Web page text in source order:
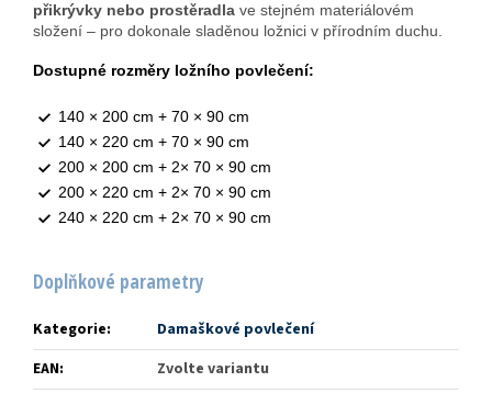
přikrývky nebo prostěradla ve stejném materiálovém
složení – pro dokonale sladěnou ložnici v přírodním duchu.
Dostupné rozměry ložního povlečení:
140 × 200 cm + 70 × 90 cm
140 × 220 cm + 70 × 90 cm
200 × 200 cm + 2× 70 × 90 cm
200 × 220 cm + 2× 70 × 90 cm
240 × 220 cm + 2× 70 × 90 cm
Doplňkové parametry
Kategorie:
Damaškové povlečení
EAN:
Zvolte variantu